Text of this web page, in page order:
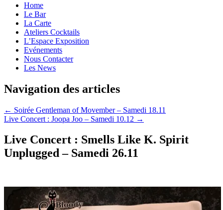
Home
Le Bar
La Carte
Ateliers Cocktails
L’Espace Exposition
Evénements
Nous Contacter
Les News
Navigation des articles
← Soirée Gentleman of Movember – Samedi 18.11
Live Concert : Joopa Joo – Samedi 10.12 →
Live Concert : Smells Like K. Spirit
Unplugged – Samedi 26.11